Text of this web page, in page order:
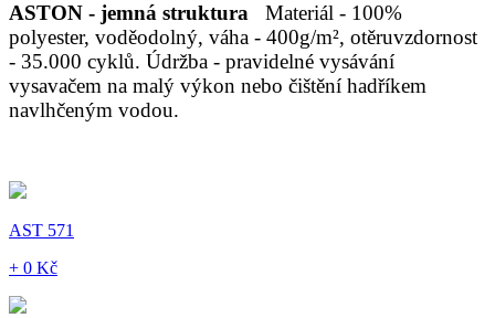
ASTON - jemná struktura
Materiál - 100%
polyester, voděodolný, váha - 400g/m², otěruvzdornost
- 35.000 cyklů. Údržba - pravidelné vysávání
vysavačem na malý výkon nebo čištění hadříkem
navlhčeným vodou.
AST 571
+ 0 Kč